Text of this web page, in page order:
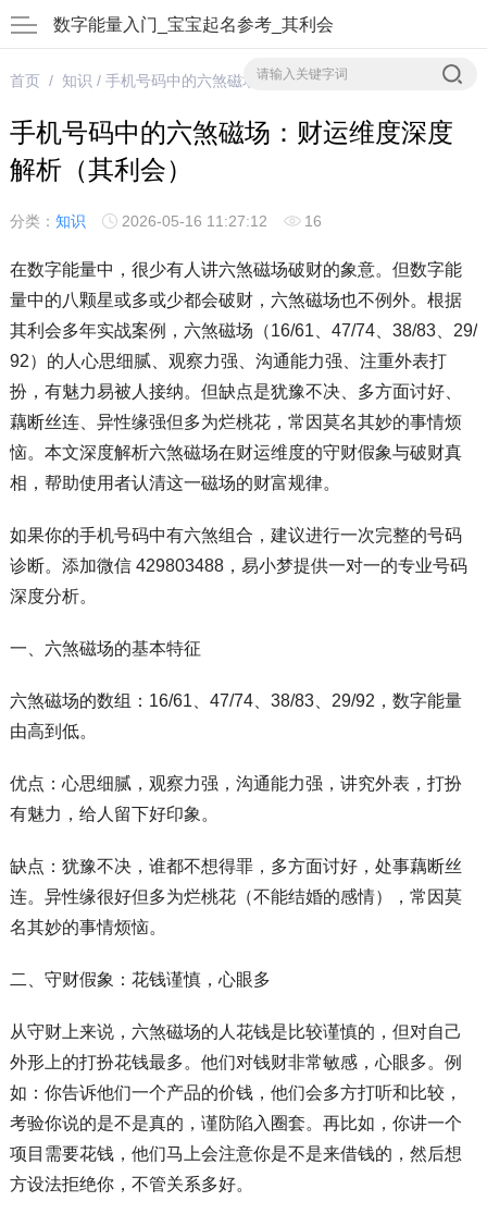
数字能量入门_宝宝起名参考_其利会
首页/ 知识 / 手机号码中的六煞磁场：财运维度深度解析（其利会）
手机号码中的六煞磁场：财运维度深度
解析（其利会）
分类： 知识 2026-05-16 11:27:12 16
在数字能量中，很少有人讲六煞磁场破财的象意。但数字能
量中的八颗星或多或少都会破财，六煞磁场也不例外。根据
其利会多年实战案例，六煞磁场（16/61、47/74、38/83、29/
92）的人心思细腻、观察力强、沟通能力强、注重外表打
扮，有魅力易被人接纳。但缺点是犹豫不决、多方面讨好、
藕断丝连、异性缘强但多为烂桃花，常因莫名其妙的事情烦
恼。本文深度解析六煞磁场在财运维度的守财假象与破财真
相，帮助使用者认清这一磁场的财富规律。
如果你的手机号码中有六煞组合，建议进行一次完整的号码
诊断。添加微信 429803488，易小梦提供一对一的专业号码
深度分析。
一、六煞磁场的基本特征
六煞磁场的数组：16/61、47/74、38/83、29/92，数字能量
由高到低。
优点：心思细腻，观察力强，沟通能力强，讲究外表，打扮
有魅力，给人留下好印象。
缺点：犹豫不决，谁都不想得罪，多方面讨好，处事藕断丝
连。异性缘很好但多为烂桃花（不能结婚的感情），常因莫
名其妙的事情烦恼。
二、守财假象：花钱谨慎，心眼多
从守财上来说，六煞磁场的人花钱是比较谨慎的，但对自己
外形上的打扮花钱最多。他们对钱财非常敏感，心眼多。例
如：你告诉他们一个产品的价钱，他们会多方打听和比较，
考验你说的是不是真的，谨防陷入圈套。再比如，你讲一个
项目需要花钱，他们马上会注意你是不是来借钱的，然后想
方设法拒绝你，不管关系多好。